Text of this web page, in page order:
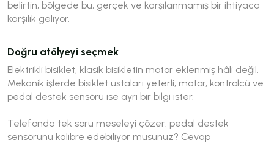
belirtin; bölgede bu, gerçek ve karşılanmamış bir ihtiyaca
karşılık geliyor.
Doğru atölyeyi seçmek
Elektrikli bisiklet, klasik bisikletin motor eklenmiş hâli değil.
Mekanik işlerde bisiklet ustaları yeterli; motor, kontrolcü ve
pedal destek sensörü ise ayrı bir bilgi ister.
Telefonda tek soru meseleyi çözer: pedal destek
sensörünü kalibre edebiliyor musunuz? Cevap